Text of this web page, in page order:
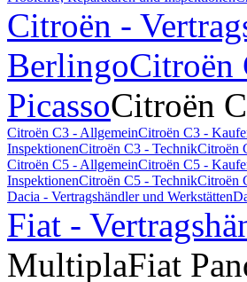
Citroën -
BerlingoCitroën
PicassoCitroën
Citroën C3 - AllgemeinCitroën C3 -
InspektionenCitroën C3 - TechnikCitroën
Citroën C5 - AllgemeinCitroën C5 -
InspektionenCitroën C5 - TechnikCitroën
Dacia - Vertragshändler und Werkstätten
Fiat -
MultiplaFiat